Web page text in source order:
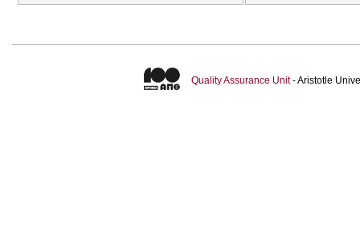
Quality Assurance Unit- Aristotle